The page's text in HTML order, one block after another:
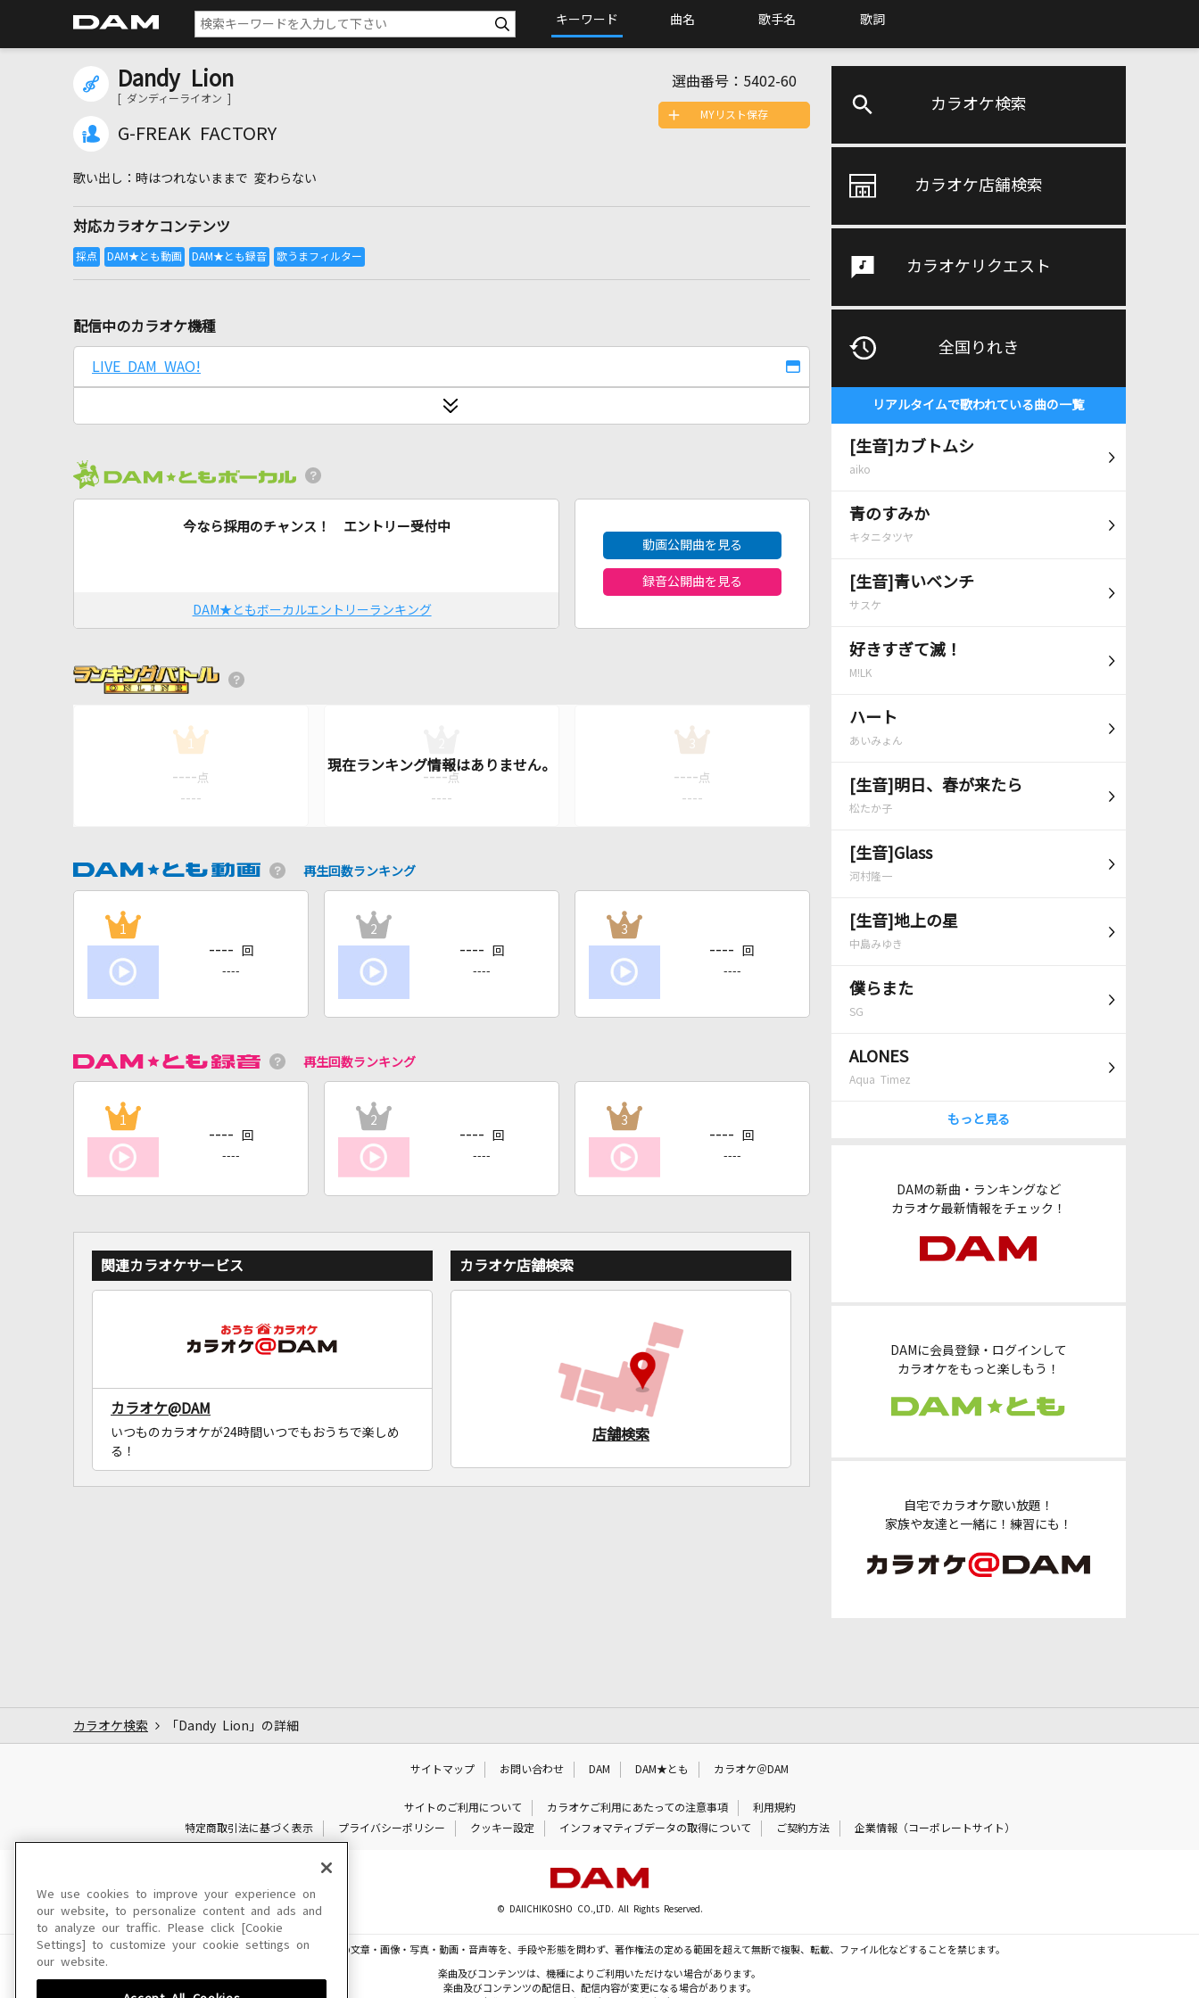
キーワード 曲名 歌手名 歌詞
カラオケ検索
カラオケ店舗検索
カラオケリクエスト
全国りれき
リアルタイムで歌われている曲の一覧
[生音]カブトムシ
aiko
青のすみか
キタニタツヤ
[生音]青いベンチ
サスケ
好きすぎて滅！
M!LK
ハート
あいみょん
[生音]明日、春が来たら
松たか子
[生音]Glass
河村隆一
[生音]地上の星
中島みゆき
僕らまた
SG
ALONES
Aqua Timez
もっと見る
DAMの新曲・ランキングなど
カラオケ最新情報をチェック！
DAMに会員登録・ログインして
カラオケをもっと楽しもう！
自宅でカラオケ歌い放題！
家族や友達と一緒に！練習にも！
Dandy Lion
[ ダンディーライオン ]
G-FREAK FACTORY
選曲番号： 5402-60
時はつれないままで 変わらない
対応カラオケコンテンツ
MYリスト保存
配信中のカラオケ機種
LIVE DAM WAO!
今なら採用のチャンス！ エントリー受付中
DAM★ともボーカルエントリーランキング
動画公開曲を見る
録音公開曲を見る
1
---- 点
----
---- 点
----
3
---- 点
----
再生回数ランキング
1
---- 回
----
2
---- 回
----
3
---- 回
----
再生回数ランキング
1
---- 回
----
2
---- 回
----
3
---- 回
----
関連カラオケサービス
カラオケ@DAM
いつものカラオケが24時間いつでもおうちで楽しめ
る！
カラオケ店舗検索
店舗検索
カラオケ検索 「Dandy Lion」の詳細
サイトマップ お問い合わせ DAM DAM★とも カラオケ＠DAM
サイトのご利用について カラオケご利用にあたっての注意事項
利用規約
特定商取引法に基づく表示
プライバシーポリシー クッキー設定 インフォマティブデータの取得について ご契約方法 企業情報（コーポレートサイト）
© DAIICHIKOSHO CO.,LTD. All Rights Reserved.
このサイトに掲載されている一切の文章・画像・写真・動画・音声等を、手段や形態を問わず、著作権法の定める範囲を超えて無断で複製、転載、ファイル化などすることを禁じます。
楽曲及びコンテンツは、機種によりご利用いただけない場合があります。
楽曲及びコンテンツの配信日、配信内容が変更になる場合があります。
We use cookies to improve your experience on
our website, to personalize content and ads and
to analyze our traffic. Please click [Cookie
Settings] to customize your cookie settings on
our website.